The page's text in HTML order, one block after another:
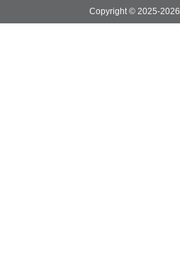
Copyright © 2025-2026